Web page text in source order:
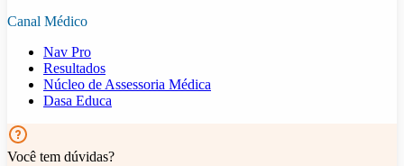
Canal Médico
Nav Pro
Resultados
Núcleo de Assessoria Médica
Dasa Educa
Você tem dúvidas?